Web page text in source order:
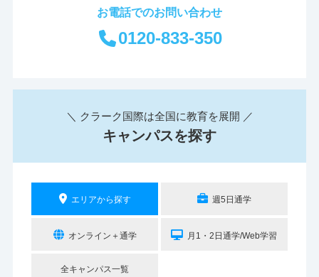
お電話でのお問い合わせ
0120-833-350
＼ クラーク国際は全国に教育を展開 ／
キャンパスを探す
エリアから探す 週5日通学
オンライン＋通学 月1・2日通学/Web学習
全キャンパス一覧